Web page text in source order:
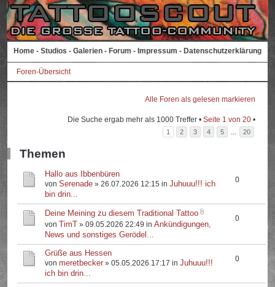
Home - Studios - Galerien - Forum - Impressum - Datenschutzerklärung
Foren-Übersicht
Alle Foren als gelesen markieren
Die Suche ergab mehr als 1000 Treffer • Seite 1 von 20•
1 2 3 4 5 ... 20
Themen
Hallo aus Ibbenbüren
vonSerenade » 26.07.2026 12:15 inJuhuuu!!! ich
bin drin...
0
Deine Meining zu diesem Traditional Tattoo
von TimT » 09.05.2026 22:49 inAnkündigungen,
News und sonstiges Gerödel...
0
Grüße aus Hessen
vonmeretbecker » 05.05.2026 17:17 inJuhuuu!!!
ich bin drin...
0